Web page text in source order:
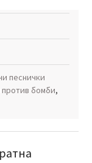
песнички
бомби,